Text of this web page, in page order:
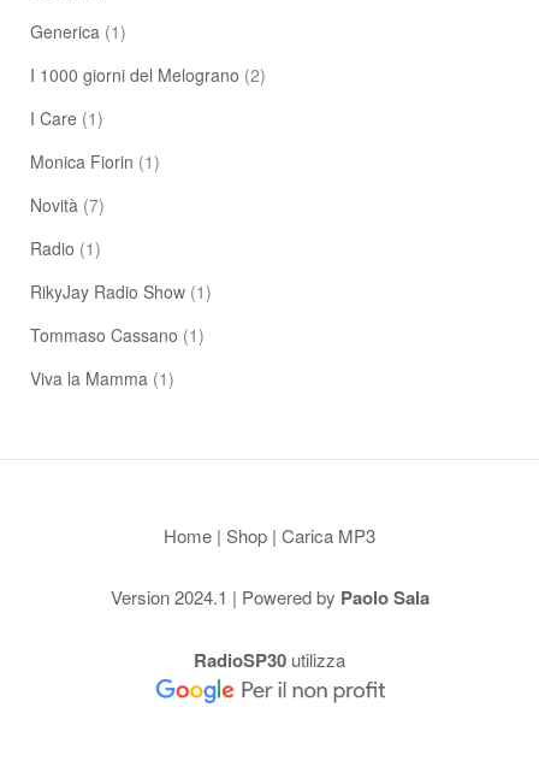
Generica (1)
I 1000 giorni del Melograno (2)
I Care (1)
Monica Fiorin (1)
Novità (7)
Radio (1)
RikyJay Radio Show (1)
Tommaso Cassano (1)
Viva la Mamma (1)
Home | Shop | Carica MP3
Version 2024.1 | Powered by Paolo Sala
RadioSP30 utilizza